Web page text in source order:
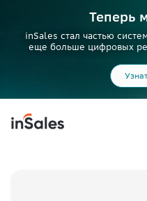
Теперь
inSales стал частью
еще больше цифровых